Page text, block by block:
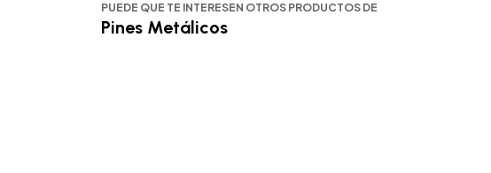
PUEDE QUE TE INTERESEN OTROS PRODUCTOS DE
Pines Metálicos